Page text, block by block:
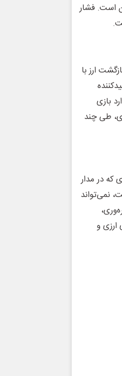
است. فشار
ارز با
بازی
طی چند
در مدار
نمی‌تواند
و